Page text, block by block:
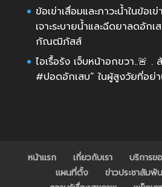
ข้อเข่าเสื่อมและภาวะน้ำในข้อ
เจาะระบายน้ำและฉีดยาลดอัก
กัณฒิภัสส์
ไอเรื้อรัง เจ็บหน้าอกขวา
#ปอดอักเสบ” ในผู้สูงวัยที่อย่
หน้าแรก เกี่ยวกับเรา บริการข
แผนที่ตั้ง
ข่าวประชาสัมพั